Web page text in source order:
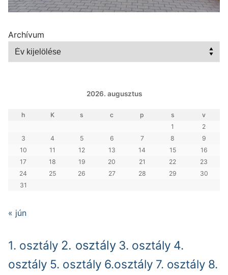
Archívum
2026. augusztus
h K s c p s
v
1
2
3
4 5 6 7 8
9
10
11 12 13 14 15
16
17
18 19 20 21 22
23
24
25 26 27 28 29
30
31
« jún
1. osztály 2. osztály 3. osztály 4.
osztály 5. osztály 6.osztály 7. osztály 8.